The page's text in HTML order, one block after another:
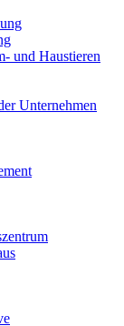
und Haustieren
Unternehmen